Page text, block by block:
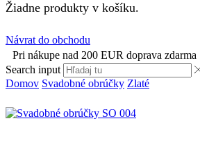
Žiadne produkty v košíku.
Návrat do obchodu
Pri nákupe nad 200 EUR doprava zdarma
Search input
Domov Svadobné obrúčky Zlaté